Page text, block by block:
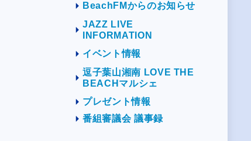
BeachFMからのお知らせ
JAZZ LIVE
INFORMATION
イベント情報
逗子葉山湘南 LOVE THE
BEACHマルシェ
プレゼント情報
番組審議会 議事録